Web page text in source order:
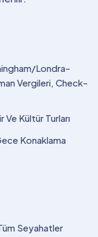
Londra-
Vergileri, Check-
Kültür Turları
Konaklama
Seyahatler